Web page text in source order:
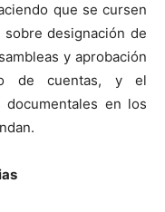
que se cursen
designación de
y aprobación
de cuentas, y el
en los